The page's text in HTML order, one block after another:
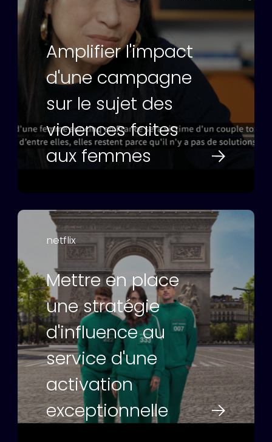
Amplifier l'impact
d'une campagne
sur le sujet des
violences faites
aux femmes
Mettre en place
une stratégie
d'influence au
service d'une
activation
exceptionnelle
netflix